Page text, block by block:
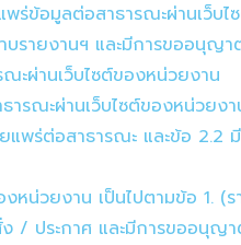
ร่ข้อมูลต่อสาธารณะผ่านเว็บ
รายงานฯ และมีการขออนุญ
ะผ่านเว็บไซต์ของหน่วยงาน
รณะผ่านเว็บไซต์ของหน่วยง
ร่ต่อสาธารณะ และข้อ 2.2 มี
น่วยงาน เป็นไปตามข้อ 1. (
/ ประกาศ และมีการขออนุญ